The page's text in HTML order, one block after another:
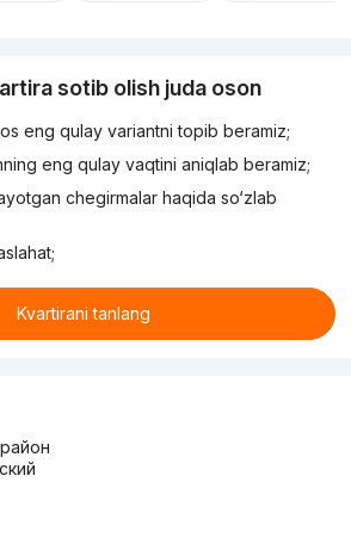
sotib olish juda oson
eng qulay variantni topib beramiz;
eng qulay vaqtini aniqlab beramiz;
chegirmalar haqida so‘zlab
Kvartirani tanlang